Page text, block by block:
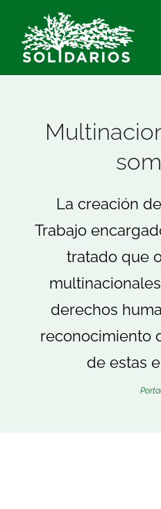
contenido
Qué hacemos
Hazte Socio/a
Voluntariado
Buscar:
La creación
Trabajo
tratado que
derechos
reconocimiento
de estas